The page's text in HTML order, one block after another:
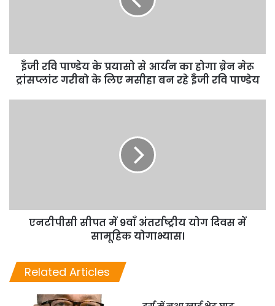
इँजी रवि पाण्डेय के प्रयासो से आर्यन का होगा ब्रेन मेरू
ट्रांसप्लांट गरीबो के लिए मसीहा बन रहे इँजी रवि पाण्डेय
एनटीपीसी सीपत में 9वाँ अंतर्राष्ट्रीय योग दिवस में
सामूहिक योगाभ्यास।
Related Articles